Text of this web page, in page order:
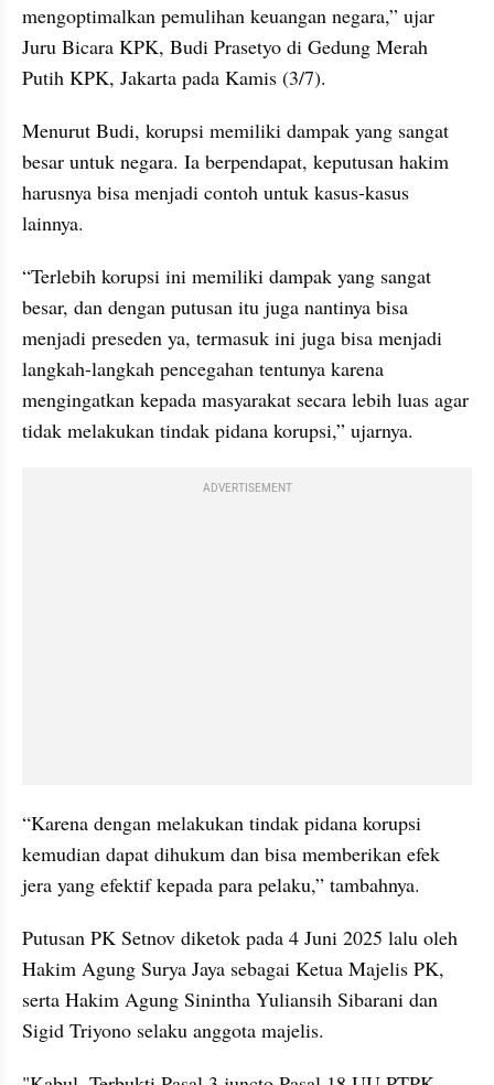
mengoptimalkan pemulihan keuangan negara,” ujar
Juru Bicara KPK, Budi Prasetyo di Gedung Merah
Putih KPK, Jakarta pada Kamis (3/7).
Menurut Budi, korupsi memiliki dampak yang sangat
besar untuk negara. Ia berpendapat, keputusan hakim
harusnya bisa menjadi contoh untuk kasus-kasus
lainnya.
“Terlebih korupsi ini memiliki dampak yang sangat
besar, dan dengan putusan itu juga nantinya bisa
menjadi preseden ya, termasuk ini juga bisa menjadi
langkah-langkah pencegahan tentunya karena
mengingatkan kepada masyarakat secara lebih luas agar
tidak melakukan tindak pidana korupsi,” ujarnya.
ADVERTISEMENT
“Karena dengan melakukan tindak pidana korupsi
kemudian dapat dihukum dan bisa memberikan efek
jera yang efektif kepada para pelaku,” tambahnya.
Putusan PK Setnov diketok pada 4 Juni 2025 lalu oleh
Hakim Agung Surya Jaya sebagai Ketua Majelis PK,
serta Hakim Agung Sinintha Yuliansih Sibarani dan
Sigid Triyono selaku anggota majelis.